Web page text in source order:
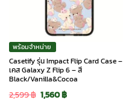
พร้อมจำหน่าย
Casetify รุ่น Impact Flip Card Case –
เคส Galaxy Z Flip 6 – สี
Black/Vanilla&Cocoa
2,599฿ Original
1,560฿Current